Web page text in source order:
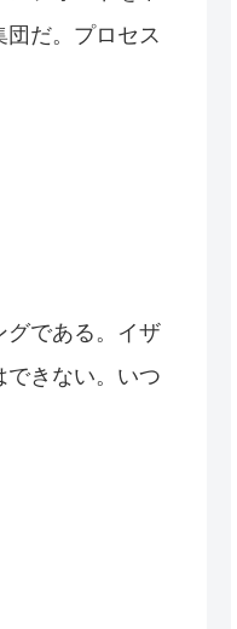
だ。プロセス
である。イザ
できない。いつ